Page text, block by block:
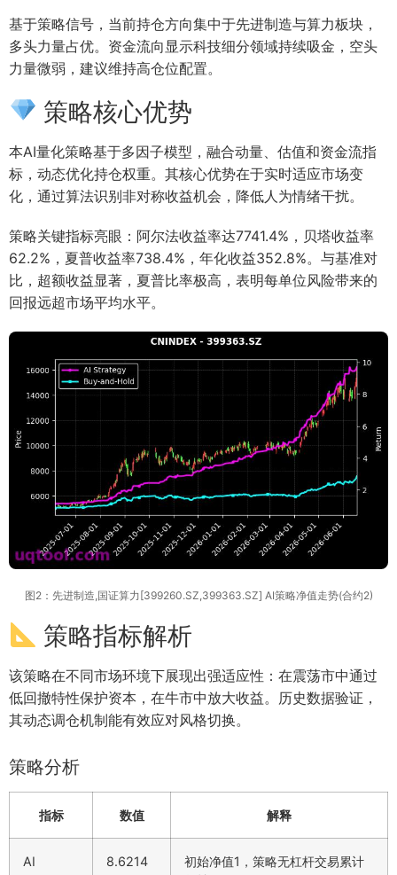
基于策略信号，当前持仓方向集中于先进制造与算力板块，
多头力量占优。资金流向显示科技细分领域持续吸金，空头
力量微弱，建议维持高仓位配置。
策略核心优势
本AI量化策略基于多因子模型，融合动量、估值和资金流指
标，动态优化持仓权重。其核心优势在于实时适应市场变
化，通过算法识别非对称收益机会，降低人为情绪干扰。
策略关键指标亮眼：阿尔法收益率达7741.4%，贝塔收益率
62.2%，夏普收益率738.4%，年化收益352.8%。与基准对
比，超额收益显著，夏普比率极高，表明每单位风险带来的
回报远超市场平均水平。
图2：先进制造,国证算力[399260.SZ,399363.SZ] AI策略净值走势(合约2)
策略指标解析
该策略在不同市场环境下展现出强适应性：在震荡市中通过
低回撤特性保护资本，在牛市中放大收益。历史数据验证，
其动态调仓机制能有效应对风格切换。
策略分析
指标 数值 解释
AI
8.6214
初始净值1，策略无杠杆交易累计